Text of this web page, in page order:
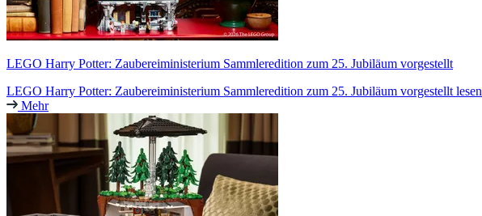
LEGO Harry Potter: Zaubereiministerium Sammleredition zum 25. Jubiläum vorgestellt
LEGO Harry Potter: Zaubereiministerium Sammleredition zum 25. Jubiläum vorgestellt lesen
Mehr